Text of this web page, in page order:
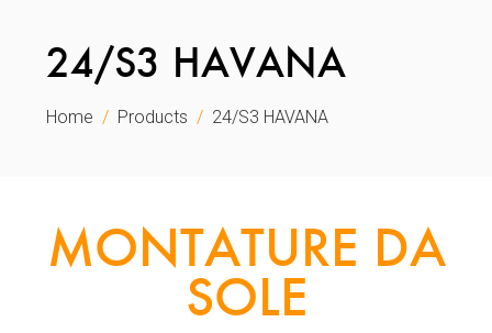
24/S3 HAVANA
Home Products 24/S3 HAVANA
MONTATURE DA
SOLE